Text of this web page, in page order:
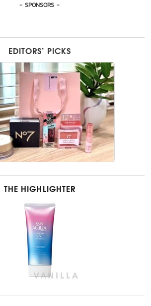
- SPONSORS -
EDITORS’ PICKS
THE HIGHLIGHTER